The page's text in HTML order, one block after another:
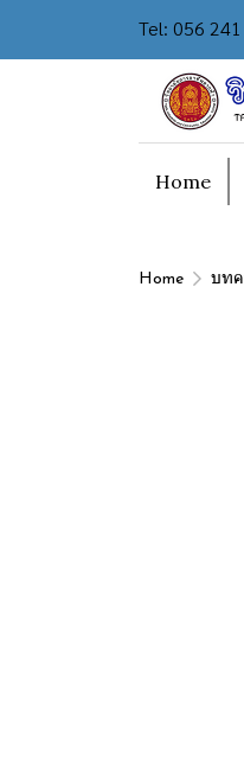
Tel: 056
Home
Home บทค